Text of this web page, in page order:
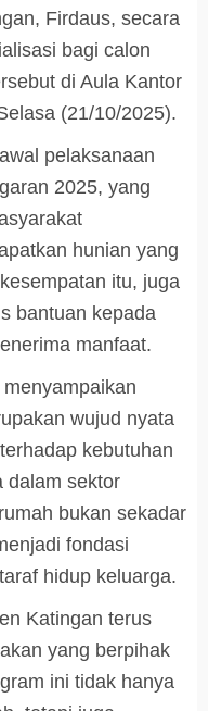
Firdaus, secara
bagi calon
di Aula Kantor
(21/10/2025).
pelaksanaan
2025, yang
hunian yang
itu, juga
bantuan kepada
manfaat.
wujud nyata
kebutuhan
dalam sektor
bukan sekadar
fondasi
hidup keluarga.
Katingan terus
yang berpihak
ini tidak hanya